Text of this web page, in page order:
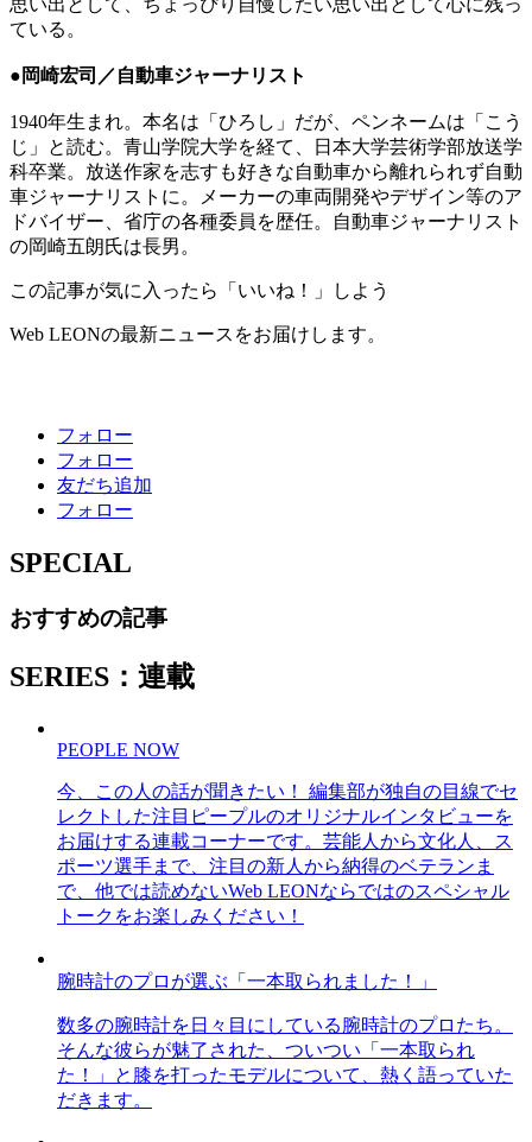
ている。
●岡崎宏司／自動車ジャーナリスト
1940年生まれ。本名は「ひろし」だが、ペンネームは「こう
じ」と読む。青山学院大学を経て、日本大学芸術学部放送学
科卒業。放送作家を志すも好きな自動車から離れられず自動
車ジャーナリストに。メーカーの車両開発やデザイン等のア
ドバイザー、省庁の各種委員を歴任。自動車ジャーナリスト
の岡崎五朗氏は長男。
この記事が気に入ったら「いいね！」しよう
Web LEONの最新ニュースをお届けします。
フォロー
フォロー
友だち追加
フォロー
SPECIAL
おすすめの記事
SERIES：連載
PEOPLE NOW
今、この人の話が聞きたい！ 編集部が独自の目線でセ
レクトした注目ピープルのオリジナルインタビューを
お届けする連載コーナーです。芸能人から文化人、ス
ポーツ選手まで、注目の新人から納得のベテランま
で、他では読めないWeb LEONならではのスペシャル
トークをお楽しみください！
腕時計のプロが選ぶ「一本取られました！」
数多の腕時計を日々目にしている腕時計のプロたち。
そんな彼らが魅了された、ついつい「一本取られ
た！」と膝を打ったモデルについて、熱く語っていた
だきます。